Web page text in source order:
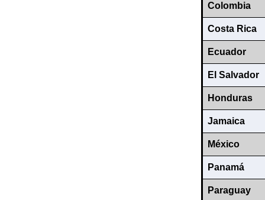
Colombia
Costa Rica
Ecuador
El Salvador
Honduras
Jamaica
México
Panamá
Paraguay